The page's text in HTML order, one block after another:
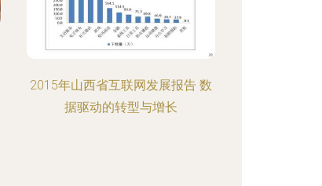
2015年山西省互联网发展报告 数
据驱动的转型与增长